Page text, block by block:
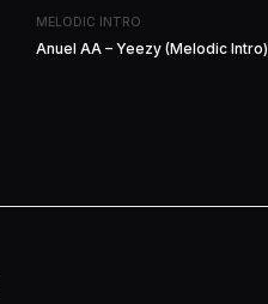
MELODIC INTRO
Anuel AA – Yeezy (Melodic Intro)